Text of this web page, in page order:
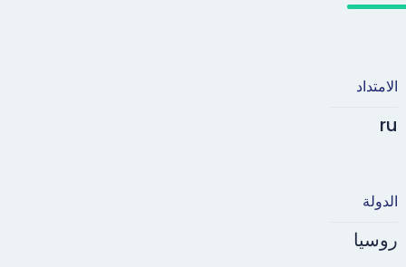
الامتداد
ru
الدولة
روسيا